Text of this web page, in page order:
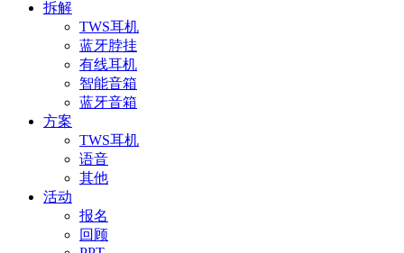
拆解
TWS耳机
蓝牙脖挂
有线耳机
智能音箱
蓝牙音箱
方案
TWS耳机
语音
其他
活动
报名
回顾